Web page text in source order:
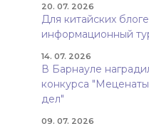
20. 07. 2026
Для китайских
информационный
14. 07. 2026
В Барнауле
конкурса
дел"
09. 07. 2026